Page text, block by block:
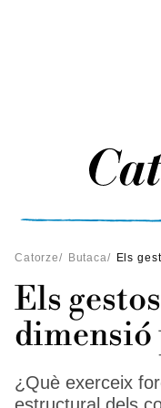
Catorze/ Butaca/
Els
dimensió
¿Què exerceix